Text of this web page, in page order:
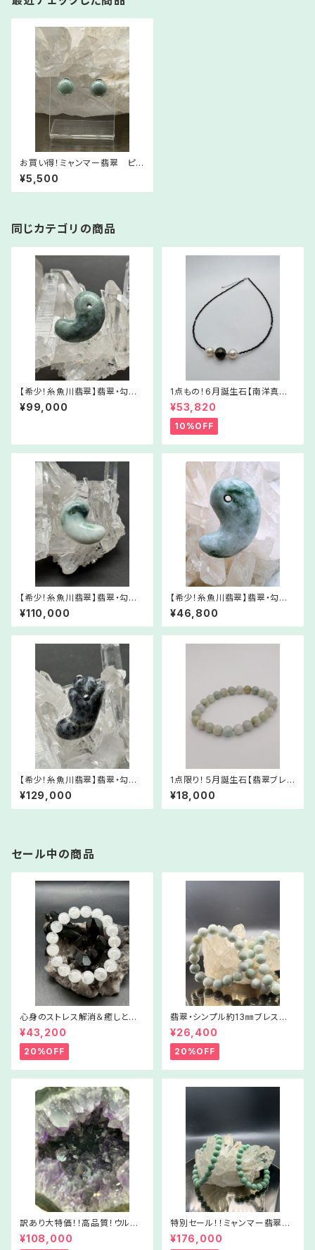
お買い得！ミャンマー翡翠 ピア
ス【健康＆繁栄】【財運強化】① E
Ph01-229056
¥5,500
同じカテゴリの商品
【希少！糸魚川翡翠】翡翠・勾玉
⑥【5月誕生石】RMJa06-523
052
¥99,000
1点もの！6月誕生石【南洋真珠
＆スピネルネックレス③】Nc03
-525062
¥53,820
10%OFF
【希少！糸魚川翡翠】翡翠・勾玉
⑧【5月誕生石】RMJa08-523
052
¥110,000
【希少！糸魚川翡翠】翡翠・勾玉
③【5月誕生石】RMJa03-419
052
¥46,800
【希少！糸魚川翡翠】翡翠・勾玉
⑦【5月誕生石】RMJa07-523
052
¥129,000
1点限り！５月誕生石【翡翠ブレス
レット・8mm Mサイズ 16.5㎝】
WSJ1006-608052
¥18,000
セール中の商品
心身のストレス解消＆癒しと浄
化に【ホワイトラビットヘア・ファ
ントム】06ー227026
¥43,200
20%OFF
翡翠・シンプル約13㎜ブレスレッ
ト【Lサイズ】WSJ1005‐6170
42
¥26,400
20%OFF
訳あり大特価！！高品質！ウルグ
アイ産アメジストクラスター①
Amc01－211022
¥108,000
特別セール！！ミャンマー翡翠
【健康＆繁栄】翡翠ブレスレット
【財運強化】
¥176,000